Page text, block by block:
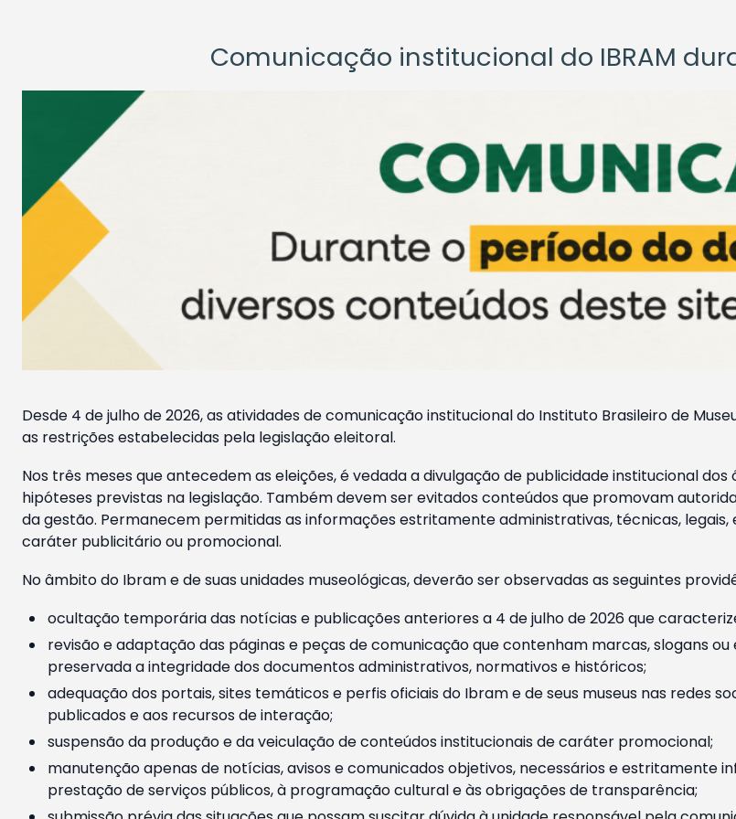
Comunicação institucional do IBRAM
Desde 4 de julho de 2026, as atividades de comunicação institucional do Instituto Brasileiro de
as restrições estabelecidas pela legislação eleitoral.
Nos três meses que antecedem as eleições, é vedada a divulgação de publicidade institucional
hipóteses previstas na legislação. Também devem ser evitados conteúdos que promovam
da gestão. Permanecem permitidas as informações estritamente administrativas, técnicas,
caráter publicitário ou promocional.
No âmbito do Ibram e de suas unidades museológicas, deverão ser observadas as seguintes
ocultação temporária das notícias e publicações anteriores a 4 de julho de 2026 que
revisão e adaptação das páginas e peças de comunicação que contenham marcas, slogans
preservada a integridade dos documentos administrativos, normativos e históricos;
adequação dos portais, sites temáticos e perfis oficiais do Ibram e de seus museus nas redes
publicados e aos recursos de interação;
suspensão da produção e da veiculação de conteúdos institucionais de caráter promocional;
manutenção apenas de notícias, avisos e comunicados objetivos, necessários e estritamente
prestação de serviços públicos, à programação cultural e às obrigações de transparência;